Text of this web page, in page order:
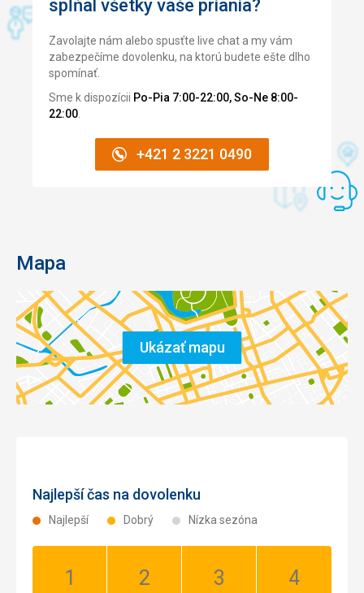
spĺňal všetky vaše priania?
Zavolajte nám alebo spusťte live chat a my vám
zabezpečíme dovolenku, na ktorú budete ešte dlho
spomínať.
Sme k dispozícii Po-Pia 7:00-22:00, So-Ne 8:00-
22:00.
+421 2 3221 0490
Mapa
Ukázať mapu
Najlepší čas na dovolenku
Najlepší Dobrý Nízka sezóna
Január:
Február:
Marec:
Apríl: